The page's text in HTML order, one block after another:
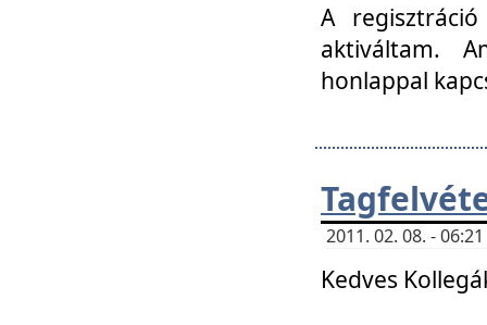
A
aktiváltam.
honlappal
2011. 02. 08. -
Kedves